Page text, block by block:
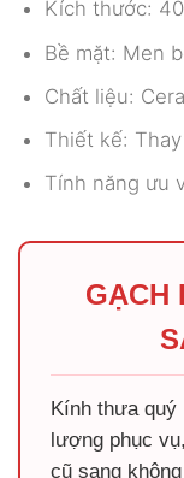
Kích thước:
Bề mặt: Men
Chất liệu:
Thiết kế:
Tính năng ưu
GẠCH
Kính thưa quý
lượng phục
cũ sang